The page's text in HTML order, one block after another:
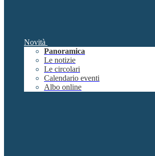
Novità
Panoramica
Le notizie
Le circolari
Calendario eventi
Albo online